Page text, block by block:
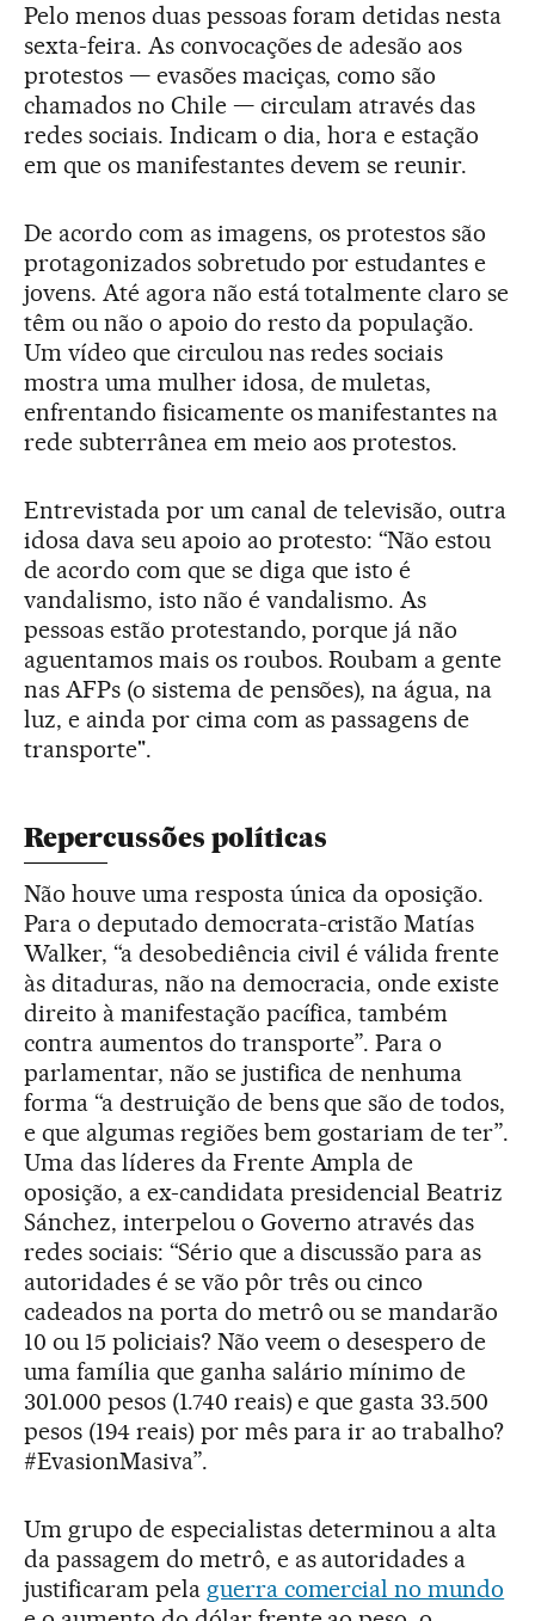
Pelo menos duas pessoas foram detidas nesta
sexta-feira. As convocações de adesão aos
protestos — evasões maciças, como são
chamados no Chile — circulam através das
redes sociais. Indicam o dia, hora e estação
em que os manifestantes devem se reunir.
De acordo com as imagens, os protestos são
protagonizados sobretudo por estudantes e
jovens. Até agora não está totalmente claro se
têm ou não o apoio do resto da população.
Um vídeo que circulou nas redes sociais
mostra uma mulher idosa, de muletas,
enfrentando fisicamente os manifestantes na
rede subterrânea em meio aos protestos.
Entrevistada por um canal de televisão, outra
idosa dava seu apoio ao protesto: “Não estou
de acordo com que se diga que isto é
vandalismo, isto não é vandalismo. As
pessoas estão protestando, porque já não
aguentamos mais os roubos. Roubam a gente
nas AFPs (o sistema de pensões), na água, na
luz, e ainda por cima com as passagens de
transporte".
Repercussões políticas
Não houve uma resposta única da oposição.
Para o deputado democrata-cristão Matías
Walker, “a desobediência civil é válida frente
às ditaduras, não na democracia, onde existe
direito à manifestação pacífica, também
contra aumentos do transporte”. Para o
parlamentar, não se justifica de nenhuma
forma “a destruição de bens que são de todos,
e que algumas regiões bem gostariam de ter”.
Uma das líderes da Frente Ampla de
oposição, a ex-candidata presidencial Beatriz
Sánchez, interpelou o Governo através das
redes sociais: “Sério que a discussão para as
autoridades é se vão pôr três ou cinco
cadeados na porta do metrô ou se mandarão
10 ou 15 policiais? Não veem o desespero de
uma família que ganha salário mínimo de
301.000 pesos (1.740 reais) e que gasta 33.500
pesos (194 reais) por mês para ir ao trabalho?
#EvasionMasiva”.
Um grupo de especialistas determinou a alta
da passagem do metrô, e as autoridades a
justificaram pela guerra comercial no mundo